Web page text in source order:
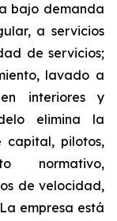
bajo demanda
a servicios
de servicios;
lavado a
interiores y
elimina la
capital, pilotos,
normativo,
de velocidad,
empresa está